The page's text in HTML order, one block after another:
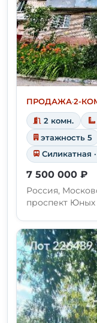
ПРОДАЖА·2-
2 комн.
этажность 5
Силикатная
7 500 000 ₽
Россия,
проспект